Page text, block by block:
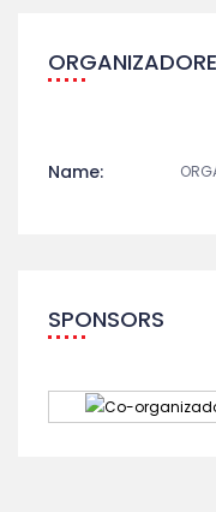
Name:
SPONSORS